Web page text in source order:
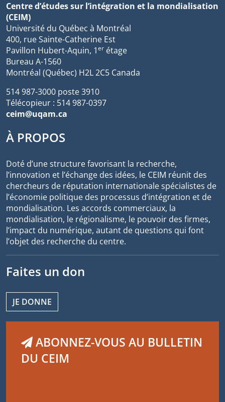
Centre d’études sur l’intégration et la mondialisation
(CEIM)
Université du Québec à Montréal
400, rue Sainte-Catherine Est
Pavillon Hubert-Aquin, 1er étage
Bureau A-1560
Montréal (Québec) H2L 2C5 Canada
514 987-3000 poste 3910
Télécopieur : 514 987-0397
ceim@uqam.ca
À PROPOS
Doté d’une structure favorisant la recherche,
l’innovation et l’échange des idées, le CEIM réunit des
chercheurs de réputation internationale spécialistes de
l’économie politique des processus d’intégration et de
mondialisation. Les accords commerciaux, la
mondialisation, le régionalisme, le pouvoir des firmes,
l’impact du numérique, autant de questions qui font
l’objet des recherche du centre.
Faites un don
JE DONNE
ABONNEZ-VOUS AU BULLETIN
DU CEIM